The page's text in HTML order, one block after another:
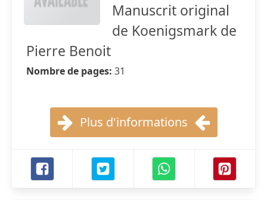
Manuscrit original
de Koenigsmark de
Pierre Benoit
Nombre de pages: 31
Plus d'informations